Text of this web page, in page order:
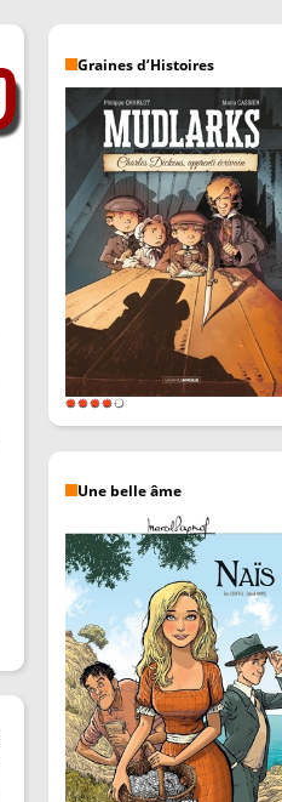
Graines d’Histoires
Une belle âme